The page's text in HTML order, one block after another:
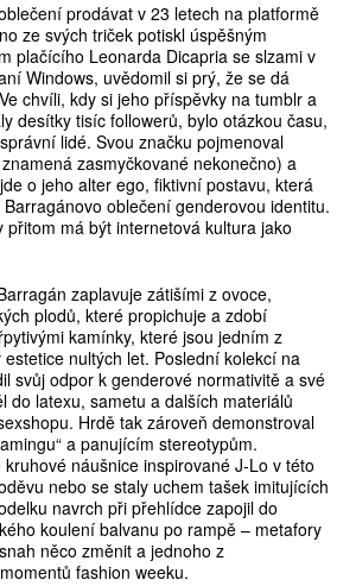
prodávat v 23 letech na platformě
ze svých triček potiskl úspěšným
plačícího Leonarda Dicapria se slzami v
Windows, uvědomil si prý, že se dá
chvíli, kdy si jeho příspěvky na tumblr a
desítky tisíc followerů, bylo otázkou času,
lidé. Svou značku pojmenoval
zasmyčkované nekonečno) a
o jeho alter ego, fiktivní postavu, která
oblečení genderovou identitu.
přitom má být internetová kultura jako
zaplavuje zátišími z ovoce,
plodů, které propichuje a zdobí
kamínky, které jsou jedním z
nultých let. Poslední kolekcí na
svůj odpor k genderové normativitě a své
do latexu, sametu a dalších materiálů
Hrdě tak zároveň demonstroval
a panujícím stereotypům.
náušnice inspirované J-Lo v této
nebo se staly uchem tašek imitujících
navrch při přehlídce zapojil do
koulení balvanu po rampě – metafory
něco změnit a jednoho z
fashion weeku.